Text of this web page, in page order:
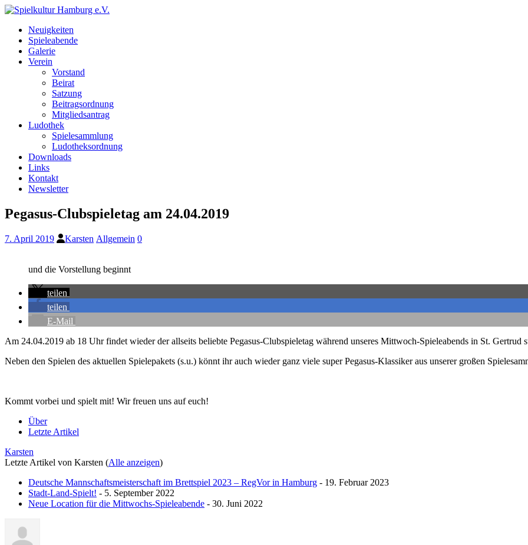
Neuigkeiten
Spieleabende
Galerie
Verein
Vorstand
Beirat
Satzung
Beitragsordnung
Mitgliedsantrag
Ludothek
Spielesammlung
Ludotheksordnung
Downloads
Links
Kontakt
Newsletter
Pegasus-Clubspieletag am 24.04.2019
7. April 2019 Karsten Allgemein 0
und die Vorstellung beginnt
teilen
teilen
E-Mail
Am 24.04.2019 ab 18 Uhr findet wieder der allseits beliebte Pegasus-Clubspieletag während unseres Mittwoch-Spieleabends in St.
Neben den Spielen des aktuellen Spielepakets (s.u.) könnt ihr auch wieder ganz viele super Pegasus-Klassiker aus unserer großen
Kommt vorbei und spielt mit! Wir freuen uns auf euch!
Über
Letzte Artikel
Karsten
Letzte Artikel von Karsten (Alle anzeigen)
Deutsche Mannschaftsmeisterschaft im Brettspiel 2023 – RegVor in Hamburg - 19. Februar 2023
Stadt-Land-Spielt! - 5. September 2022
Neue Location für die Mittwochs-Spieleabende - 30. Juni 2022